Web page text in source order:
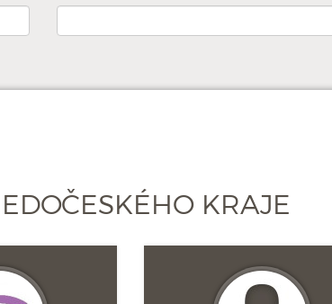
KRAJE